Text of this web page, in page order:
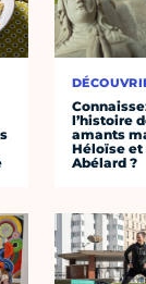
l’histoire
amants
Héloïse et
Abélard ?